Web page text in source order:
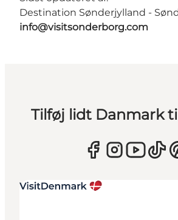
Destination Sønderjylland -
info@visitsonderborg.com
Tilføj lidt Danmark